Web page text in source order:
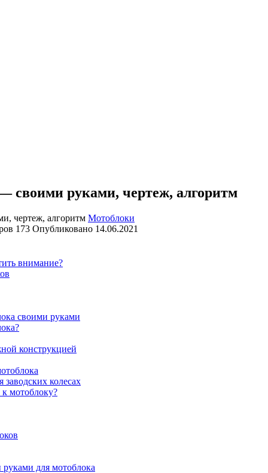
своими руками, чертеж, алгоритм
Мотоблоки
173 Опубликовано 14.06.2021
внимание?
своими руками
конструкцией
колесах
мотоблоку?
для мотоблока